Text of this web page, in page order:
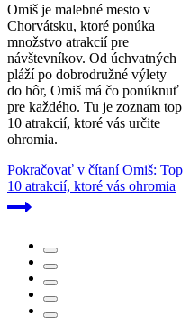
Omiš je malebné mesto v
Chorvátsku, ktoré ponúka
množstvo atrakcií pre
návštevníkov. Od úchvatných
pláží po dobrodružné výlety
do hôr, Omiš má čo ponúknuť
pre každého. Tu je zoznam top
10 atrakcií, ktoré vás určite
ohromia.
Pokračovať v čítaníOmiš: Top
10 atrakcií, ktoré vás ohromia